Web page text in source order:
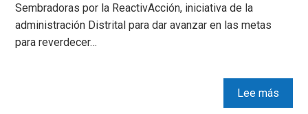
Sembradoras por la ReactivAcción, iniciativa de la
administración Distrital para dar avanzar en las metas
para reverdecer…
Lee más